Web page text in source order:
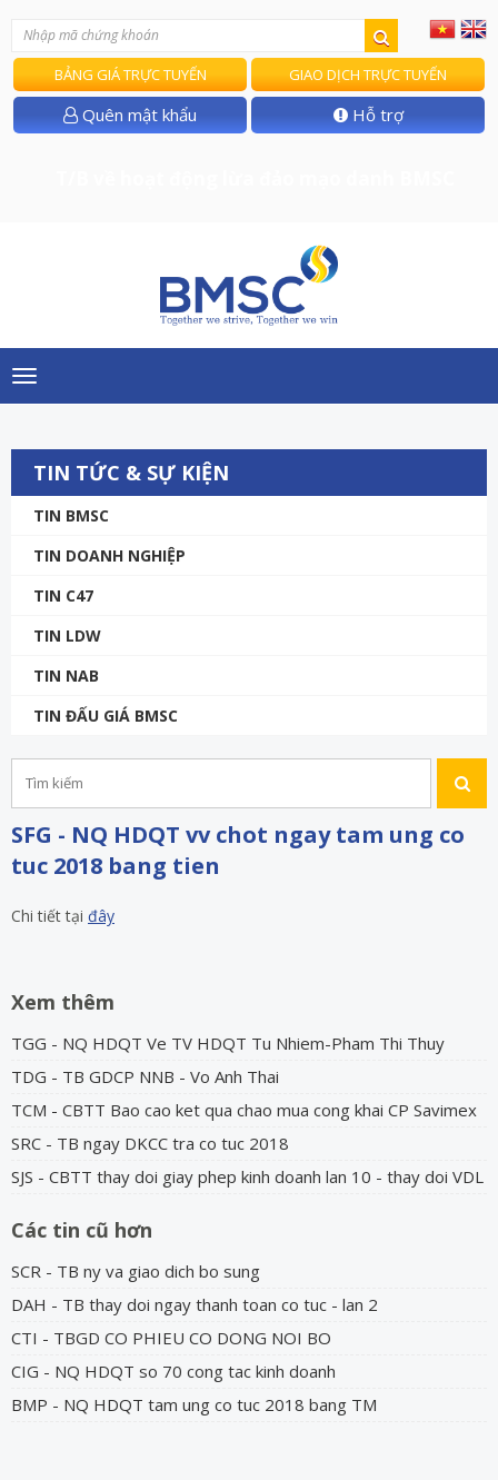
BẢNG GIÁ TRỰC TUYẾN GIAO DỊCH TRỰC TUYẾN
Quên mật khẩu Hỗ trợ
Toggle
navigation
TIN TỨC & SỰ KIỆN
TIN BMSC
TIN DOANH NGHIỆP
TIN C47
TIN LDW
TIN NAB
TIN ĐẤU GIÁ BMSC
SFG - NQ HDQT vv chot ngay tam ung co
tuc 2018 bang tien
Chi tiết tại đây
Xem thêm
TGG - NQ HDQT Ve TV HDQT Tu Nhiem-Pham Thi Thuy
TDG - TB GDCP NNB - Vo Anh Thai
TCM - CBTT Bao cao ket qua chao mua cong khai CP Savimex
SRC - TB ngay DKCC tra co tuc 2018
SJS - CBTT thay doi giay phep kinh doanh lan 10 - thay doi VDL
Các tin cũ hơn
SCR - TB ny va giao dich bo sung
DAH - TB thay doi ngay thanh toan co tuc - lan 2
CTI - TBGD CO PHIEU CO DONG NOI BO
CIG - NQ HDQT so 70 cong tac kinh doanh
BMP - NQ HDQT tam ung co tuc 2018 bang TM